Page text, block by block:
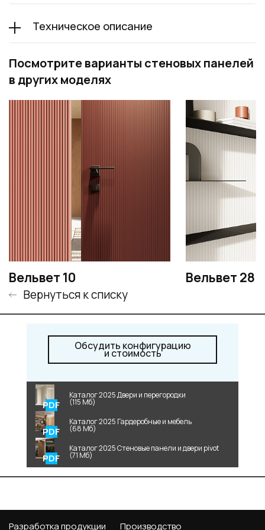
Техническое описание
Посмотрите варианты стеновых панелей
в других моделях
Вельвет 10 Вельвет 28
Вернуться к списку
Обсудить конфигурацию
и стоимость
Каталог 2025 Двери и перегородки
(115 Мб)
Каталог 2025 Гардеробные и мебель
(68 Мб)
Каталог 2025 Стеновые панели и двери pivot
(71 Мб)
Разработка продукции Производство